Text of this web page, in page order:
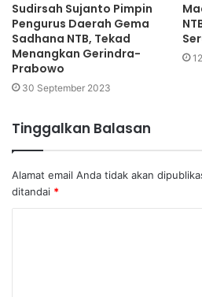
Sudirsah Sujanto Pimpin
Pengurus Daerah Gema
Sadhana NTB, Tekad
Menangkan Gerindra-
Prabowo
30 September 2023
Tinggalkan Balasan
Alamat email Anda tidak akan
ditandai *